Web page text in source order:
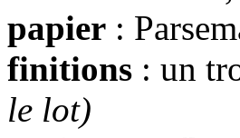
papier :
finitions : un
le lot)